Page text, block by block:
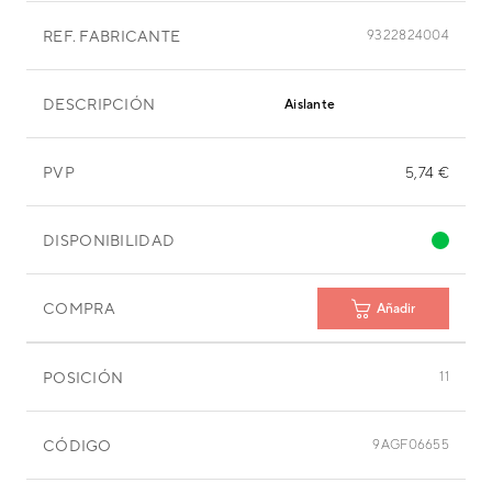
REF. FABRICANTE 9322824004
DESCRIPCIÓN Aislante
PVP 5,74 €
DISPONIBILIDAD
COMPRA Añadir
POSICIÓN 11
CÓDIGO 9AGF06655